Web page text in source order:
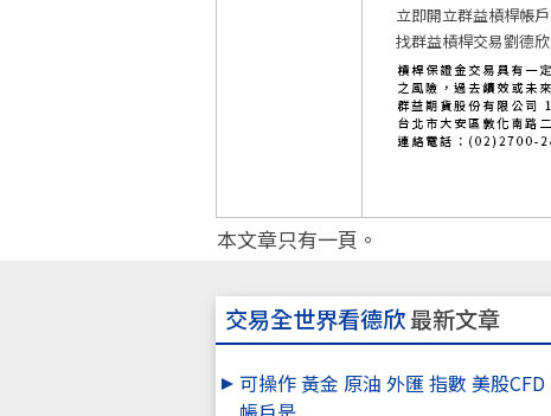
立即開立群益槓桿帳戶
找群益槓桿交易劉德
本文章只有一頁。
交易全世界看德欣最新文章
可操作 黃金 原油 外匯 指數 美股